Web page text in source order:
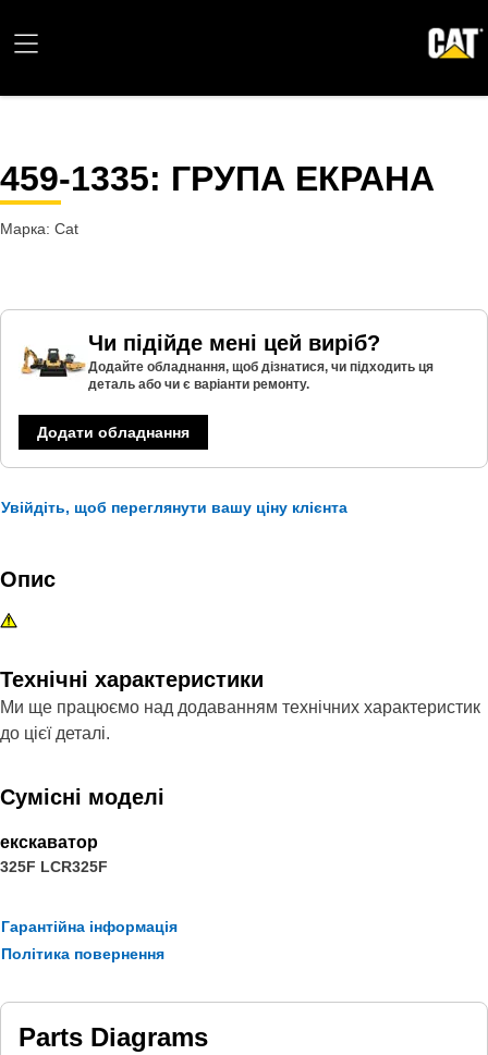
459-1335: ГРУПА ЕКРАНА
Марка: Cat
Чи підійде мені цей виріб?
Додайте обладнання, щоб дізнатися, чи підходить ця
деталь або чи є варіанти ремонту.
Додати обладнання
Увійдіть, щоб переглянути вашу ціну клієнта
Опис
Технічні характеристики
Ми ще працюємо над додаванням технічних характеристик
до цієї деталі.
Сумісні моделі
екскаватор
325F LCR325F
Гарантійна інформація
Політика повернення
Parts Diagrams